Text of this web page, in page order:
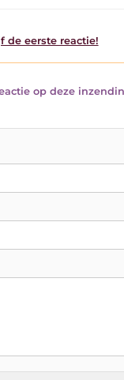
de eerste reactie!
op deze